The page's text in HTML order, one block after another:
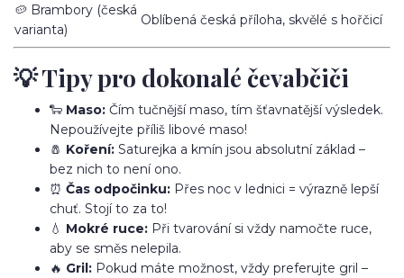
🥔 Brambory (česká
varianta)
Oblíbená česká příloha, skvělé s hořčicí
💡 Tipy pro dokonalé čevabčiči
🐑 Maso: Čím tučnější maso, tím šťavnatější výsledek.
Nepoužívejte příliš libové maso!
🧂 Koření: Saturejka a kmín jsou absolutní základ –
bez nich to není ono.
⏰ Čas odpočinku: Přes noc v lednici = výrazně lepší
chuť. Stojí to za to!
💧 Mokré ruce: Při tvarování si vždy namočte ruce,
aby se směs nelepila.
🔥 Gril: Pokud máte možnost, vždy preferujte gril –